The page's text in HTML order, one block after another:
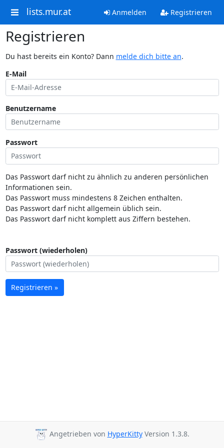
lists.mur.at Anmelden Registrieren
Registrieren
Du hast bereits ein Konto? Dann melde dich bitte an.
E-Mail
Benutzername
Passwort
Das Passwort darf nicht zu ähnlich zu anderen persönlichen
Informationen sein.
Das Passwort muss mindestens 8 Zeichen enthalten.
Das Passwort darf nicht allgemein üblich sein.
Das Passwort darf nicht komplett aus Ziffern bestehen.
Passwort (wiederholen)
Registrieren »
Angetrieben von HyperKittyVersion 1.3.8.